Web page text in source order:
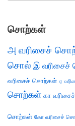
சொற்கள்
அ வரிசைச்
சொல் இ
வரிசைச் சொற்கள் ஏ
சொற்கள் கா
சொற்கள் கோ வரிசைச்